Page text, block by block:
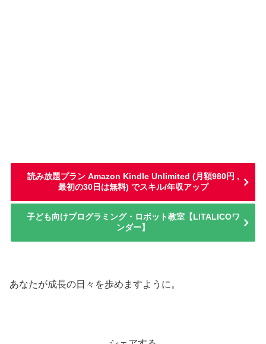
読み放題プラン Amazon Kindle Unlimited (月額980円 ,
最初の30日は無料) でスキル/年収アップ
子ども向けプログラミング・ロボット教室【LITALICOワ
ンダー】
あなたが成長の日々を歩めますように。